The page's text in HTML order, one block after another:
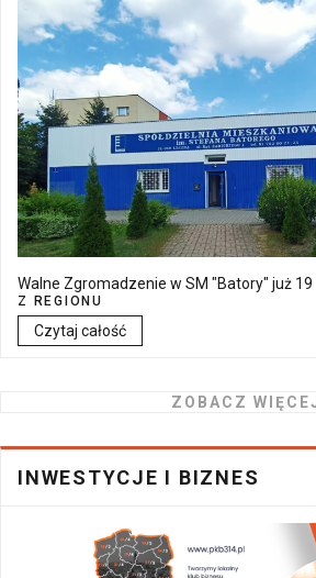
Walne Zgromadzenie w SM "Batory" już
Z REGIONU
Czytaj całość
ZOBACZ
INWESTYCJE I BIZNES